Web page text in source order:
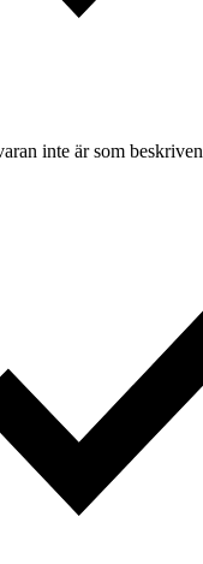
inte är som beskriven